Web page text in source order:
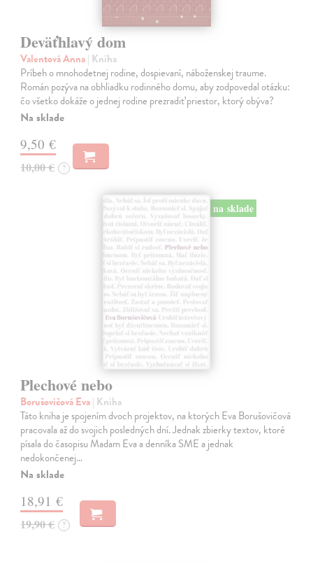
Deväťhlavý dom
Valentová Anna| Kniha
Príbeh o mnohodetnej rodine, dospievaní, náboženskej traume.
Román pozýva na obhliadku rodinného domu, aby zodpovedal otázku:
čo všetko dokáže o jednej rodine prezradiť priestor, ktorý obýva?
Na sklade
9,50 €
10,00 € ?
na sklade
Plechové nebo
Borušovičová Eva| Kniha
Táto kniha je spojením dvoch projektov, na ktorých Eva Borušovičová
pracovala až do svojich posledných dní. Jednak zbierky textov, ktoré
písala do časopisu Madam Eva a denníka SME a jednak
nedokončenej…
Na sklade
18,91 €
19,90 € ?